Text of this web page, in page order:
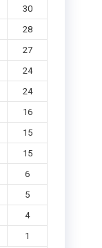
30
28
27
24
24
16
15
15
6
5
4
1